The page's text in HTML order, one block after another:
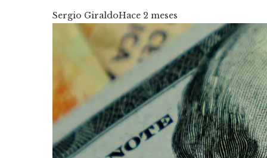
Sergio GiraldoHace 2 meses